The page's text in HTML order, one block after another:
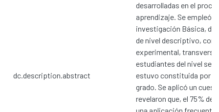
dc.description.abstract
desarrolladas en el
aprendizaje. Se empleó
investigación Básica,
de nivel descriptivo, con
experimental,
estudiantes del nivel
estuvo constituida por
grado. Se aplicó un
revelaron que, el 75%